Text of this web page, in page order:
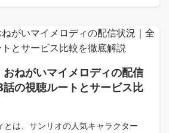
おねがいマイメロディの配信
の視聴ルートとサービス比
とは、サンリオの人気キャラクター